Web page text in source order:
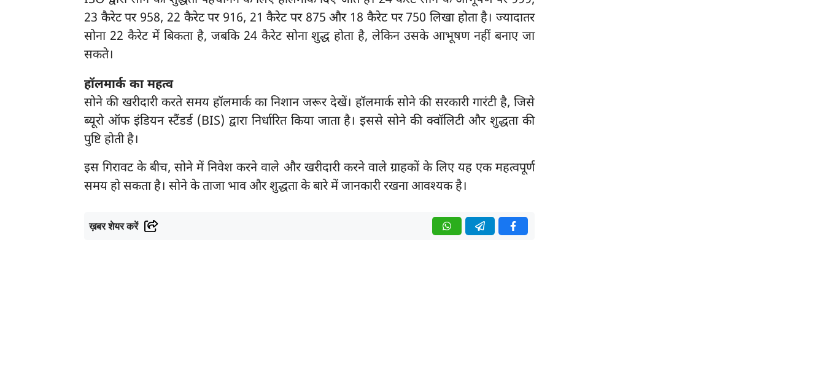
23 कैरेट पर 958, 22 कैरेट पर 916, 21 कैरेट पर 875 और 18 कैरेट पर 750 लिखा होता है। ज्यादातर
सोना 22 कैरेट में बिकता है, जबकि 24 कैरेट सोना शुद्ध होता है, लेकिन उसके आभूषण नहीं बनाए जा
सकते।
हॉलमार्क का महत्व
सोने की खरीदारी करते समय हॉलमार्क का निशान जरूर देखें। हॉलमार्क सोने की सरकारी गारंटी है, जिसे
ब्यूरो ऑफ इंडियन स्टैंडर्ड (BIS) द्वारा निर्धारित किया जाता है। इससे सोने की क्वॉलिटी और शुद्धता की
पुष्टि होती है।
इस गिरावट के बीच, सोने में निवेश करने वाले और खरीदारी करने वाले ग्राहकों के लिए यह एक महत्वपूर्ण
समय हो सकता है। सोने के ताजा भाव और शुद्धता के बारे में जानकारी रखना आवश्यक है।
ख़बर शेयर करें